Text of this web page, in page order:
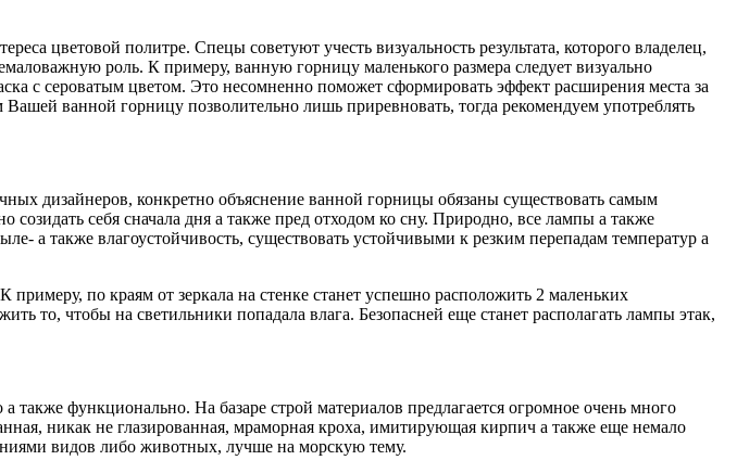
цветовой политре. Спецы советуют учесть визуальность результата, которого владелец,
роль. К примеру, ванную горницу маленького размера следует визуально
с сероватым цветом. Это несомненно поможет сформировать эффект расширения места за
ванной горницу позволительно лишь приревновать, тогда рекомендуем употреблять
дизайнеров, конкретно объяснение ванной горницы обязаны существовать самым
себя сначала дня а также пред отходом ко сну. Природно, все лампы а также
а также влагоустойчивость, существовать устойчивыми к резким перепадам температур а
по краям от зеркала на стенке станет успешно расположить 2 маленьких
то, чтобы на светильники попадала влага. Безопасней еще станет располагать лампы этак,
функционально. На базаре строй материалов предлагается огромное очень много
никак не глазированная, мраморная кроха, имитирующая кирпич а также еще немало
видов либо животных, лучше на морскую тему.